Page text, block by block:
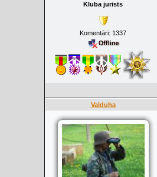
Kluba jurists
Komentāri: 1337
Valduha